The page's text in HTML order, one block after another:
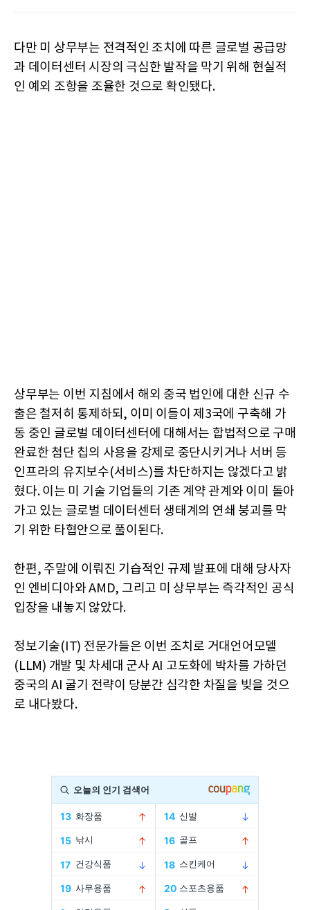
다만 미 상무부는 전격적인 조치에 따른 글로벌 공급망
과 데이터센터 시장의 극심한 발작을 막기 위해 현실적
인 예외 조항을 조율한 것으로 확인됐다.
상무부는 이번 지침에서 해외 중국 법인에 대한 신규 수
출은 철저히 통제하되, 이미 이들이 제3국에 구축해 가
동 중인 글로벌 데이터센터에 대해서는 합법적으로 구매
완료한 첨단 칩의 사용을 강제로 중단시키거나 서버 등
인프라의 유지보수(서비스)를 차단하지는 않겠다고 밝
혔다. 이는 미 기술 기업들의 기존 계약 관계와 이미 돌아
가고 있는 글로벌 데이터센터 생태계의 연쇄 붕괴를 막
기 위한 타협안으로 풀이된다.
한편, 주말에 이뤄진 기습적인 규제 발표에 대해 당사자
인 엔비디아와 AMD, 그리고 미 상무부는 즉각적인 공식
입장을 내놓지 않았다.
정보기술(IT) 전문가들은 이번 조치로 거대언어모델
(LLM) 개발 및 차세대 군사 AI 고도화에 박차를 가하던
중국의 AI 굴기 전략이 당분간 심각한 차질을 빚을 것으
로 내다봤다.